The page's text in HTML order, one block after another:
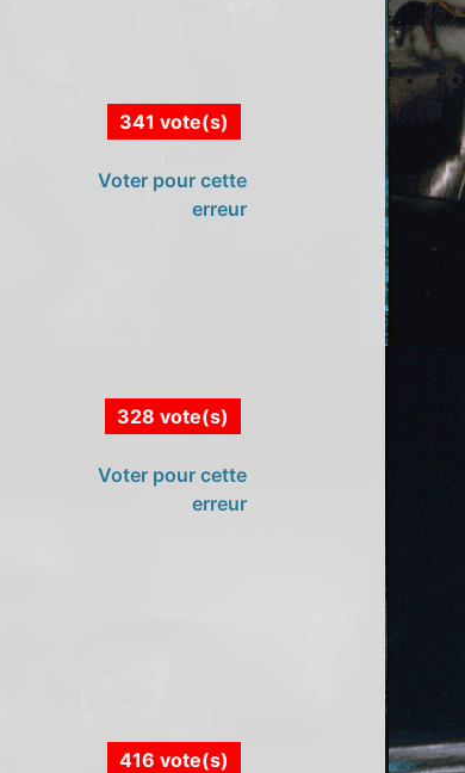
341 vote(s)
Voter pour cette
erreur
328 vote(s)
Voter pour cette
erreur
416 vote(s)